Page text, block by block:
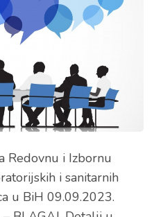
Redovnu i Izbornu
i sanitarnih
u BiH 09.09.2023.